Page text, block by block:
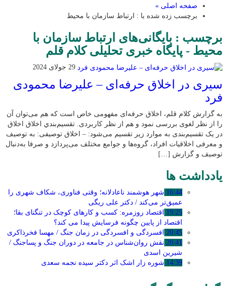
صفحه اصلی »
برچسب زده شده با : ارتباط سازمان با محیط
برچسب : بایگانی‌های ارتباط سازمان با
محیط - پایگاه خبری تحلیلی کلام قلم
29 جولای 2024
سیری در اخلاق حرفه‌ای – علیرضا محمودی
فرد
به گزارش کلام قلم، اخلاق حرفه‌ای مفهومی خاص است که هم می‌توان آن
را از نظر لغوی بررسی نمود و هم از نظر کاربردی. تقسیم‌بندي اخلاق اخلاق
در یک تقسیم‌بندی به موارد زیر تقسیم می‌شود: – اخلاق توصیفی: به توصیف
و معرفی اخلاقیات افراد، گروه‌ها و جوامع مختلف می‌پردازد و صرفا به‌دنبال
توصیف و گزارش […]
یادداشت ها
16:44 شهر هوشمند ناعادلانه؛ وقتی فناوری، شکاف شهری را
عمیق‌تر می‌کند / دکتر علی ریگی
19:25 اقتصاد روزمره: کسب‌ و کارهای کوچک در تنگنای بقا؛
اقتصاد از پایین چگونه فرسایش پیدا می کند؟
20:45 افسردگی و افسردگی در زمان جنگ / مهسا فخرذاکری
20:41 نقش روان‌شناس در جامعه در دوران جنگ و پساجنگ /
شیرین اسدی
14:39 شوره زار اشک اثر دکتر سیده نجمه سعدی